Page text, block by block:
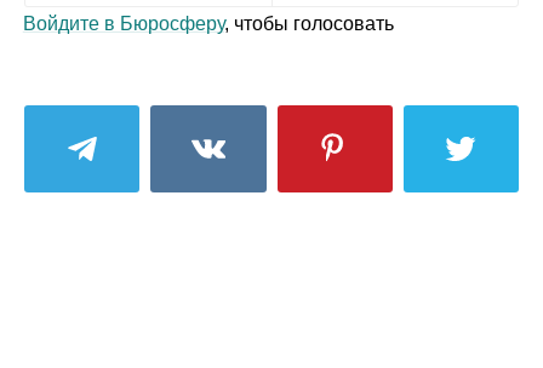
Войдите в Бюросферу, чтобы голосовать